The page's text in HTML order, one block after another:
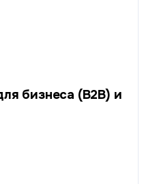
бизнеса (B2B) и